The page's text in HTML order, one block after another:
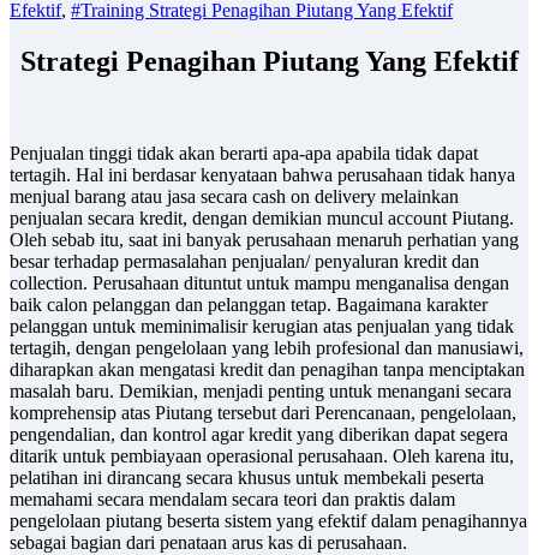
Efektif, #Training Strategi Penagihan Piutang Yang Efektif
Strategi Penagihan Piutang Yang Efektif
Penjualan tinggi tidak akan berarti apa-apa apabila tidak dapat
tertagih. Hal ini berdasar kenyataan bahwa perusahaan tidak hanya
menjual barang atau jasa secara cash on delivery melainkan
penjualan secara kredit, dengan demikian muncul account Piutang.
Oleh sebab itu, saat ini banyak perusahaan menaruh perhatian yang
besar terhadap permasalahan penjualan/ penyaluran kredit dan
collection. Perusahaan dituntut untuk mampu menganalisa dengan
baik calon pelanggan dan pelanggan tetap. Bagaimana karakter
pelanggan untuk meminimalisir kerugian atas penjualan yang tidak
tertagih, dengan pengelolaan yang lebih profesional dan manusiawi,
diharapkan akan mengatasi kredit dan penagihan tanpa menciptakan
masalah baru. Demikian, menjadi penting untuk menangani secara
komprehensip atas Piutang tersebut dari Perencanaan, pengelolaan,
pengendalian, dan kontrol agar kredit yang diberikan dapat segera
ditarik untuk pembiayaan operasional perusahaan. Oleh karena itu,
pelatihan ini dirancang secara khusus untuk membekali peserta
memahami secara mendalam secara teori dan praktis dalam
pengelolaan piutang beserta sistem yang efektif dalam penagihannya
sebagai bagian dari penataan arus kas di perusahaan.